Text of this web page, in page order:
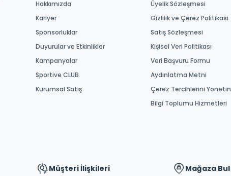
Hakkımızda
Kariyer
Sponsorluklar
Duyurular ve Etkinlikler
Kampanyalar
Sportive CLUB
Kurumsal Satış
Üyelik Sözleşmesi
Gizlilik ve Çerez Politikası
Satış Sözleşmesi
Kişisel Veri Politikası
Veri Başvuru Formu
Aydınlatma Metni
Çerez Tercihlerini Yönetin
Bilgi Toplumu Hizmetleri
Müşteri İlişkileri Mağaza Bul